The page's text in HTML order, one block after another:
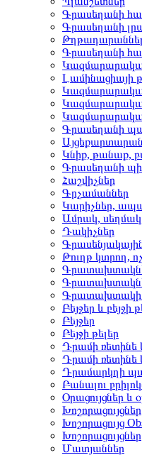
Գրասեղանի
Գրասեղանի
Գրասեղանի
Լամինացիայի
Գրասեղանի
Կնիք, թանաք,
Գրասեղանի
Հաշվիչներ
Գրչամաններ
Կարիչներ,
Ամրակ,
Դակիչներ
Թուղթ կտրող,
Գրատախտակի
Բեյջեր և բեյջի
Բեյջեր
Բեյջի թելեր
Դրամի ռետինե
Դրամի ռետինե
Դրամարկղի
Բանալու
Օրացույցներ և
Խոշորացույցներ
Խոշորացույց
Խոշորացույցներ
Մատյաններ